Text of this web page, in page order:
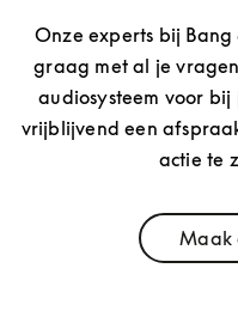
Onze experts bij
graag met al je
audiosysteem voor
vrijblijvend een
actie te
Maak